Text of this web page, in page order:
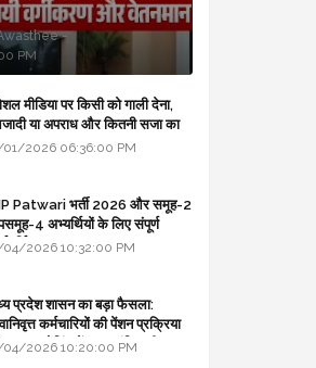
PM
मीडिया पर किसी को गाली देना,
या अपराध और कितनी सजा का
- free legal advice
2026 06:36:00 PM
Patwari भर्ती 2026 और समूह-2
4 अभ्यर्थियों के लिए संपूर्ण
2026 10:32:00 PM
प्रदेश शासन का बड़ा फैसला:
कर्मचारियों की पेंशन प्रक्रिया
बजट कोडिंग में हुए क्रांतिकारी
2026 10:20:00 PM